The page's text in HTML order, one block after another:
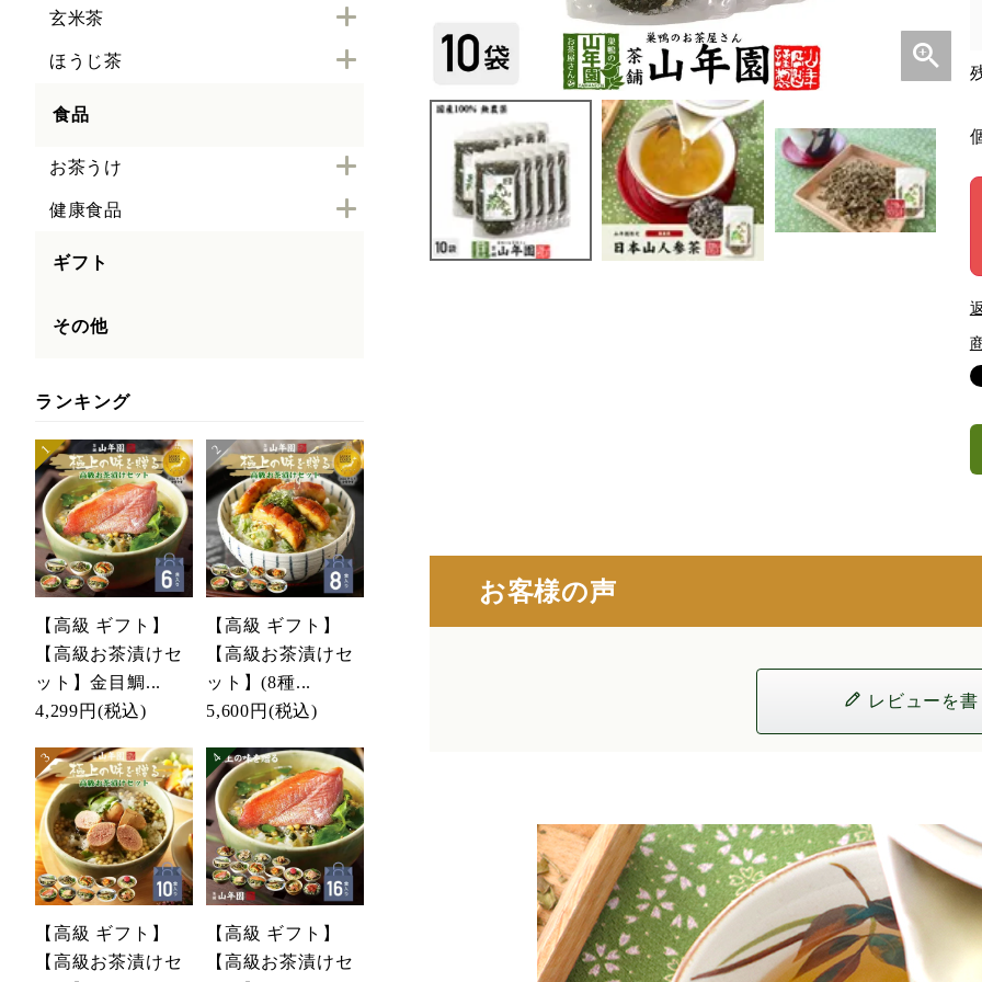
玄米茶
ほうじ茶
食品
お茶うけ
健康食品
ギフト
その他
ランキング
【高級 ギフト】
【高級お茶漬けセ
ット】金目鯛...
4,299円 (税込)
【高級 ギフト】
【高級お茶漬けセ
ット】(8種...
5,600円 (税込)
【高級 ギフト】
【高級お茶漬けセ
【高級 ギフト】
【高級お茶漬けセ
お客様の声
レビューを書